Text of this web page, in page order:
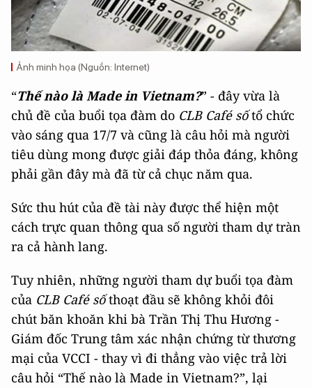
Ảnh minh họa (Nguồn: Internet)
“Thế nào là Made in Vietnam?” - đây vừa là
chủ đề của buổi tọa đàm do CLB Café sốtổ chức
vào sáng qua 17/7 và cũng là câu hỏi mà người
tiêu dùng mong được giải đáp thỏa đáng, không
phải gần đây mà đã từ cả chục năm qua.
Sức thu hút của đề tài này được thể hiện một
cách trực quan thông qua số người tham dự tràn
ra cả hành lang.
Tuy nhiên, những người tham dự buổi tọa đàm
của CLB Café sốthoạt đầu sẽ không khỏi đôi
chút băn khoăn khi bà Trần Thị Thu Hương -
Giám đốc Trung tâm xác nhận chứng từ thương
mại của VCCI - thay vì đi thẳng vào việc trả lời
câu hỏi “Thế nào là Made in Vietnam?”, lại